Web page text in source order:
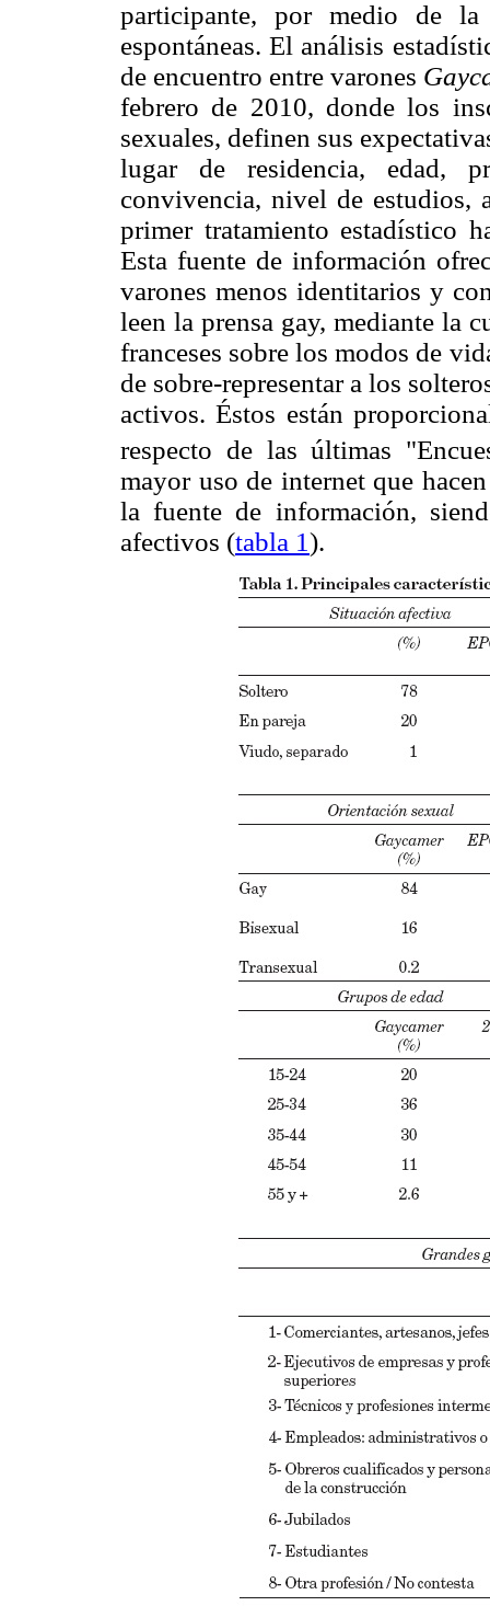
participante, por medio de la
espontáneas. El análisis
de encuentro entre varones
febrero de 2010, donde los
sexuales, definen sus
lugar de residencia, edad,
convivencia, nivel de estudios,
primer tratamiento estadístico
Esta fuente de información
varones menos identitarios y
leen la prensa gay, mediante la
franceses sobre los modos de
de sobre-representar a los
activos. Éstos están
respecto de las últimas
mayor uso de internet que
la fuente de información,
afectivos (tabla 1).